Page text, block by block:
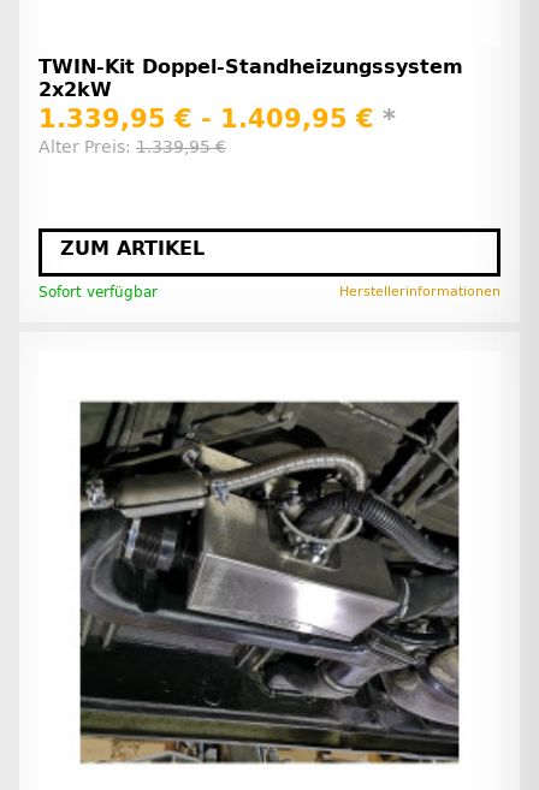
TWIN-Kit Doppel-Standheizungssystem
2x2kW
1.339,95 € - 1.409,95 € *
Alter Preis: 1.339,95 €
ZUM ARTIKEL
Sofort verfügbar Herstellerinformationen